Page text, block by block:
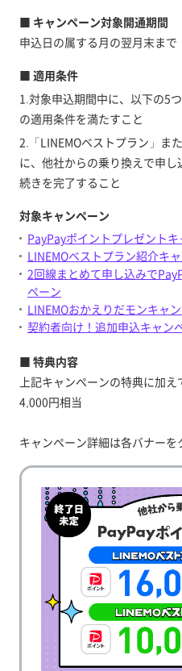
■ キャンペーン対象開通期間
申込日の属する月の翌月末まで
■ 適用条件
1.対象申込期間中に、以下の5
の適用条件を満たすこと
2.「LINEMOベストプラン」ま
に、他社からの乗り換えで申
続きを完了すること
対象キャンペーン
PayPayポイントプレゼント
LINEMOベストプラン紹介キ
2回線まとめて申し込みで
ペーン
LINEMOおかえりだモンキャ
契約者向け！追加申込キャン
■ 特典内容
上記キャンペーンの特典に加
4,000円相当
キャンペーン詳細は各バナー